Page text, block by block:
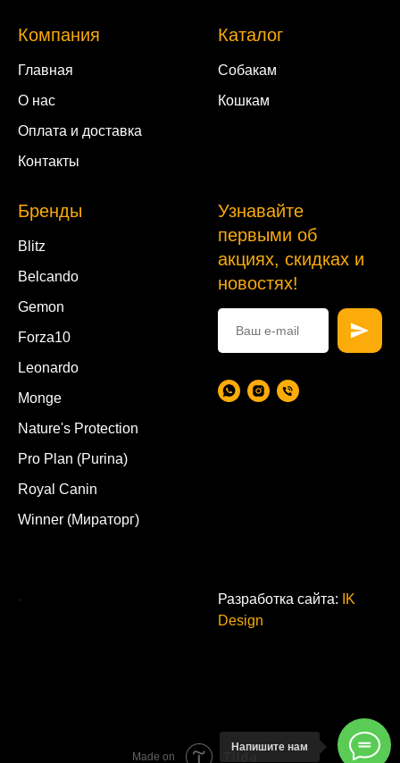
Компания
Главная
О нас
Оплата и доставка
Контакты
Каталог
Собакам
Кошкам
Бренды
Blitz
Belcando
Gemon
Forza10
Leonardo
Monge
Nature's Protection
Pro Plan (Purina)
Royal Canin
Winner (Мираторг)
Узнавайте
первыми об
акциях, скидках и
новостях!
Разработка сайта:
IK
Design
Напишите нам
Made on